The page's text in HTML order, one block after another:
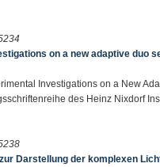
on a new adaptive duo
Investigations on a New
des Heinz Nixdorf
Darstellung der komplexen